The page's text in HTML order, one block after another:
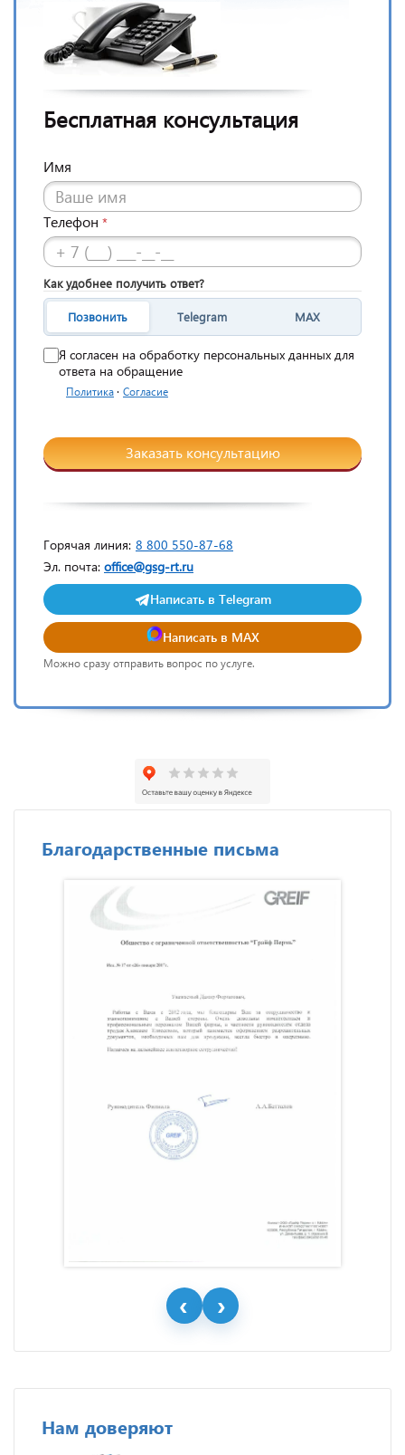
Бесплатная консультация
Имя
Телефон *
Как удобнее получить ответ?
Позвонить Telegram MAX
Я согласен на обработку персональных данных для
ответа на обращение
Политика · Согласие
Заказать консультацию
Горячая линия: 8 800 550-87-68
Эл. почта: office@gsg-rt.ru
Написать в Telegram
Написать в MAX
Можно сразу отправить вопрос по услуге.
Благодарственные письма
Нам доверяют